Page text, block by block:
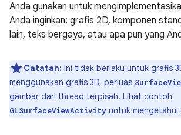
Anda gunakan untuk
Anda inginkan: grafis 2D, komponen
lain, teks bergaya, atau apa pun yang
Catatan: Ini tidak berlaku untuk grafis
menggunakan grafis 3D, perluas
gambar dari thread terpisah. Lihat contoh
GLSurfaceViewActivity untuk mengetahui